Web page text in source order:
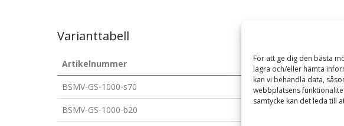
För att ge dig den bästa
lagra och/eller hämta
kan vi behandla data,
webbplatsens
samtycke kan det leda till
Varianttabell
Artikelnummer
BSMV-GS-1000-s70
BSMV-GS-1000-b20